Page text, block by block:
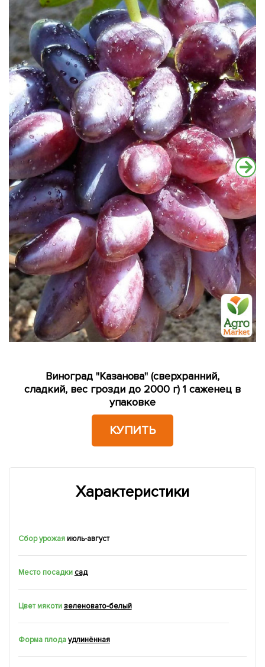
Виноград "Казанова" (сверхранний,
сладкий, вес грозди до 2000 г) 1 саженец в
упаковке
КУПИТЬ
Характеристики
Сбор урожаяиюль-август
Место посадки сад
Цвет мякотизеленовато-белый
Форма плодаудлинённая